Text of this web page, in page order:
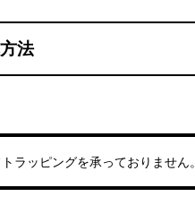
法
ラッピングを承っておりません。